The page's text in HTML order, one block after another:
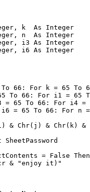
k  As Integer
n  As Integer
i3 As Integer
i6 As Integer
66: For k = 65 To
To 66: For i1 = 65
= 65 To 66: For i4 =
= 65 To 66: For n
& Chr(j) & Chr(k)
SheetPassword
= False Then
& "enjoy it)"